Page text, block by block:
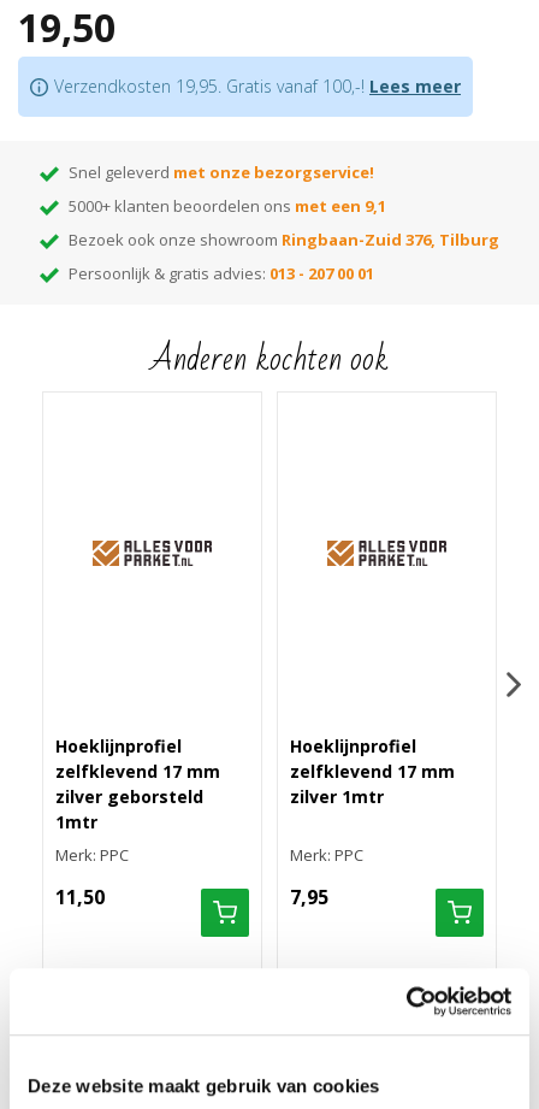
Deze website maakt gebruik van cookies
Duo-hoeklijnprofielen en hoeklijnprofielen in andere maten zijn ook
verkrijgbaar in dezekleur
Let op:houd rekening met +/- 5% snijverlies tijdens montage
19,50
Verzendkosten 19,95. Gratis vanaf 100,-! Lees meer
Snel geleverd met onze bezorgservice!
5000+ klanten beoordelen ons met een 9,1
Bezoek ook onze showroom Ringbaan-Zuid 376, Tilburg
Persoonlijk & gratis advies: 013 - 207 00 01
Anderen kochten ook
Hoeklijnprofiel
zelfklevend 17 mm
zilver geborsteld
1mtr
Merk: PPC
11,50
Hoeklijnprofiel
zelfklevend 17 mm
zilver 1mtr
Merk: PPC
7,95
HOEKLIJNPROFIEL ZELFKLEVEND 17 MM ZILVER
Dit 17 mm hoeklijnprofiel van geanodiseerd aluminium is 24,5